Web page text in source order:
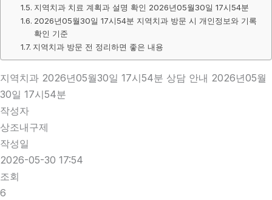
지역치과 치료 계획과 설명 확인 2026년05월30일 17시54분
2026년05월30일 17시54분 지역치과 방문 시 개인정보와 기록
확인 기준
지역치과 방문 전 정리하면 좋은 내용
지역치과 2026년05월30일 17시54분 상담 안내 2026년05월
30일 17시54분
작성자
상조내구제
작성일
2026-05-30 17:54
조회
6